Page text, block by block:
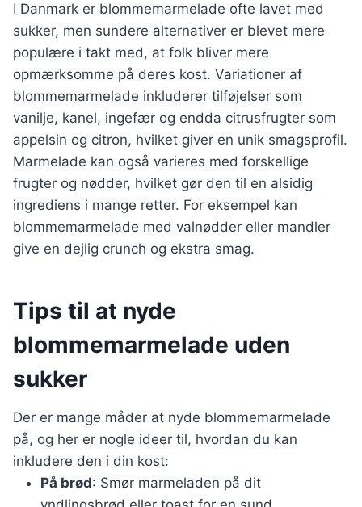
I Danmark er blommemarmelade ofte lavet med
sukker, men sundere alternativer er blevet mere
populære i takt med, at folk bliver mere
opmærksomme på deres kost. Variationer af
blommemarmelade inkluderer tilføjelser som
vanilje, kanel, ingefær og endda citrusfrugter som
appelsin og citron, hvilket giver en unik smagsprofil.
Marmelade kan også varieres med forskellige
frugter og nødder, hvilket gør den til en alsidig
ingrediens i mange retter. For eksempel kan
blommemarmelade med valnødder eller mandler
give en dejlig crunch og ekstra smag.
Tips til at nyde
blommemarmelade uden
sukker
Der er mange måder at nyde blommemarmelade
på, og her er nogle ideer til, hvordan du kan
inkludere den i din kost:
På brød: Smør marmeladen på dit